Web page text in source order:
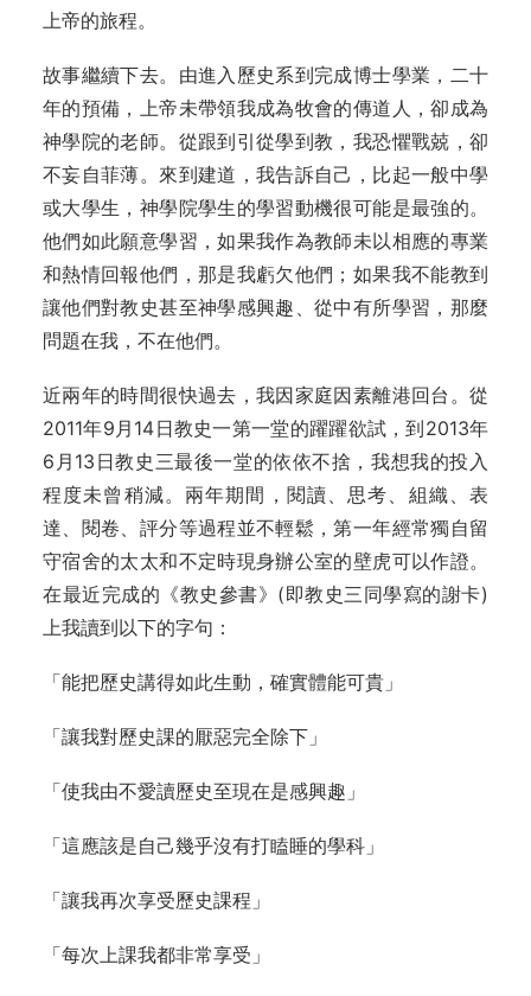
上帝的旅程。
故事繼續下去。由進入歷史系到完成博士學業，二十
年的預備，上帝未帶領我成為牧會的傳道人，卻成為
神學院的老師。從跟到引從學到教，我恐懼戰兢，卻
不妄自菲薄。來到建道，我告訴自己，比起一般中學
或大學生，神學院學生的學習動機很可能是最強的。
他們如此願意學習，如果我作為教師未以相應的專業
和熱情回報他們，那是我虧欠他們；如果我不能教到
讓他們對教史甚至神學感興趣、從中有所學習，那麼
問題在我，不在他們。
近兩年的時間很快過去，我因家庭因素離港回台。從
2011年9月14日教史一第一堂的躍躍欲試，到2013年
6月13日教史三最後一堂的依依不捨，我想我的投入
程度未曾稍減。兩年期間，閱讀、思考、組織、表
達、閱卷、評分等過程並不輕鬆，第一年經常獨自留
守宿舍的太太和不定時現身辦公室的壁虎可以作證。
在最近完成的《教史參書》(即教史三同學寫的謝卡)
上我讀到以下的字句：
「能把歷史講得如此生動，確實體能可貴」
「讓我對歷史課的厭惡完全除下」
「使我由不愛讀歷史至現在是感興趣」
「這應該是自己幾乎沒有打瞌睡的學科」
「讓我再次享受歷史課程」
「每次上課我都非常享受」